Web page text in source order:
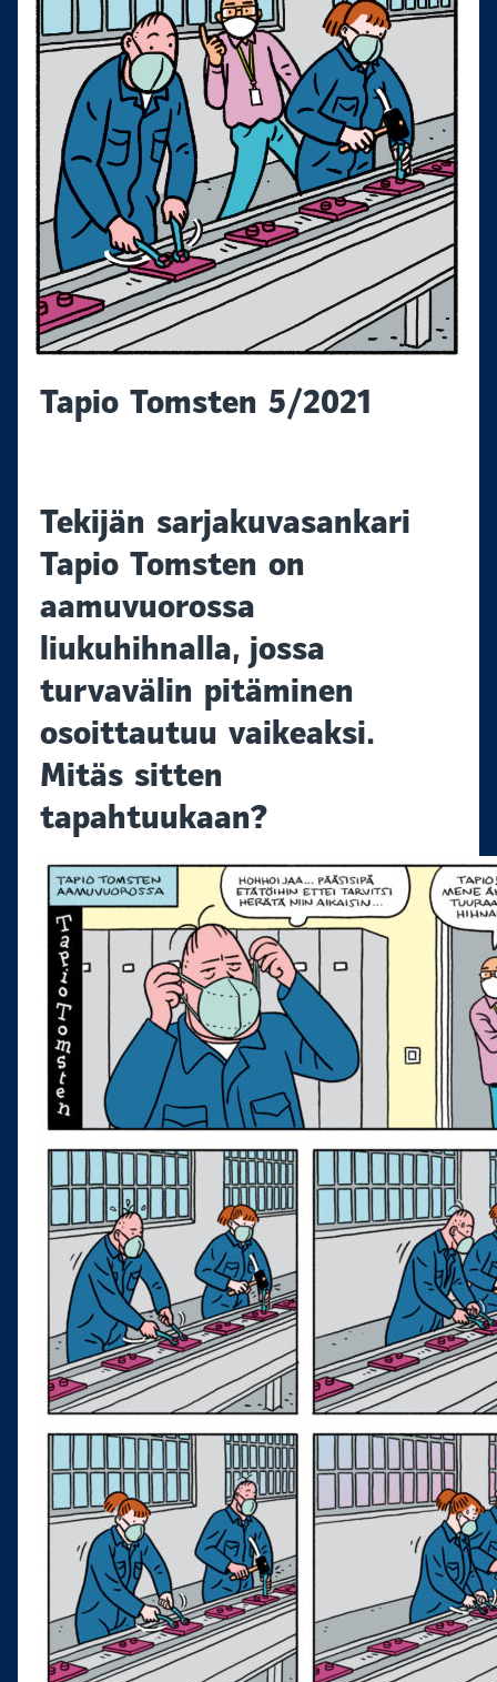
Tapio Tomsten 5/2021
Tekijän sarjakuvasankari
Tapio Tomsten on
aamuvuorossa
liukuhihnalla, jossa
turvavälin pitäminen
osoittautuu vaikeaksi.
Mitäs sitten
tapahtuukaan?